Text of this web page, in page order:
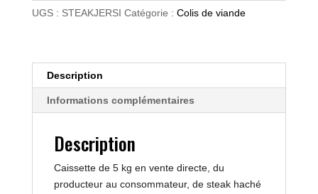
Jersiais
"burger"
UGS : STEAKJERSI Catégorie : Colis de viande
Description
Informations complémentaires
Description
Caissette de 5 kg en vente directe, du
producteur au consommateur, de steak haché